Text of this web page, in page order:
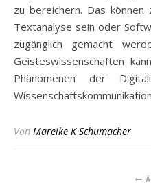
zu bereichern. Das
Textanalyse sein oder
zugänglich gemacht
Geisteswissenschaften
Phänomenen der
Von Mareike K Schumacher